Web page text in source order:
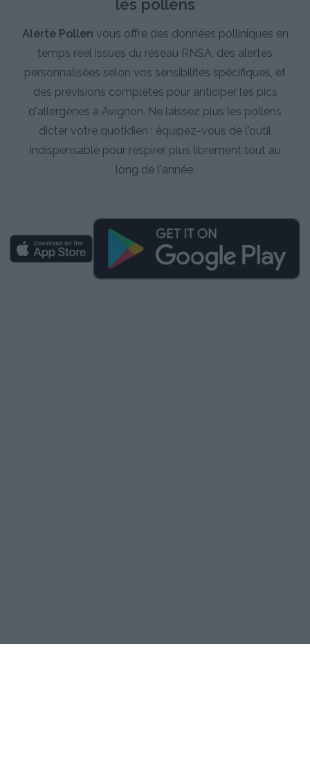
les pollens
Alerte Pollen vous offre des données polliniques en
temps réel issues du réseau RNSA, des alertes
personnalisées selon vos sensibilités spécifiques, et
des prévisions complètes pour anticiper les pics
d'allergènes à Avignon. Ne laissez plus les pollens
dicter votre quotidien : équipez-vous de l'outil
indispensable pour respirer plus librement tout au
long de l'année.